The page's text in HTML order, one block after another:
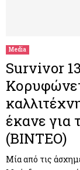
Media
Survivor
έκανε για
(ΒΙΝΤΕΟ)
Μία από τις